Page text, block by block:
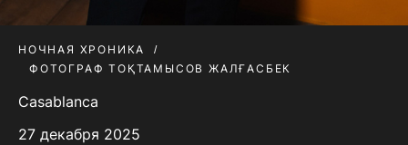
НОЧНАЯ ХРОНИКА
ФОТОГРАФ ТОҚТАМЫСОВ ЖАЛҒАСБЕК
Casablanca
27 декабря 2025